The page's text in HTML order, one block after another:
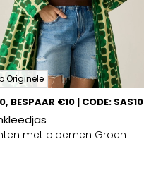
Originele
BESPAAR €10 | CODE: SAS10
met bloemen Groen